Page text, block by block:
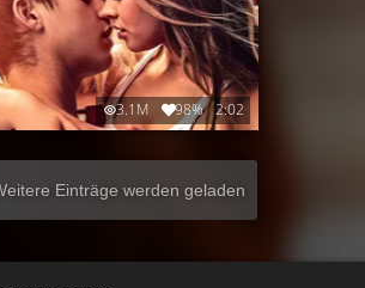
3.1M 98% 2:02
Einträge werden geladen